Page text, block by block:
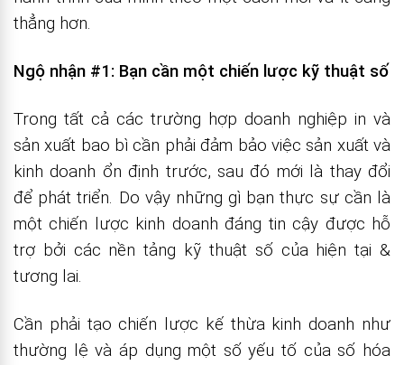
thẳng hơn.
Ngộ nhận #1: Bạn cần một chiến lược kỹ thuật số
Trong tất cả các trường hợp doanh nghiệp in và
sản xuất bao bì cần phải đảm bảo việc sản xuất và
kinh doanh ổn định trước, sau đó mới là thay đổi
để phát triển. Do vậy những gì bạn thực sự cần là
một chiến lược kinh doanh đáng tin cậy được hỗ
trợ bởi các nền tảng kỹ thuật số của hiện tại &
tương lai.
Cần phải tạo chiến lược kế thừa kinh doanh như
thường lệ và áp dụng một số yếu tố của số hóa